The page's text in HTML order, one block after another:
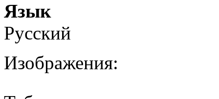
Язык
Русский
Изображения: